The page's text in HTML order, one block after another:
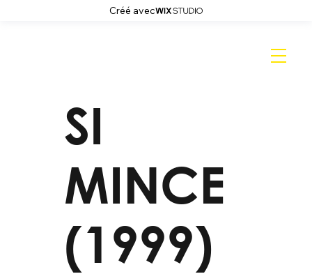
Créé avec
SI
MINCE
(1999)